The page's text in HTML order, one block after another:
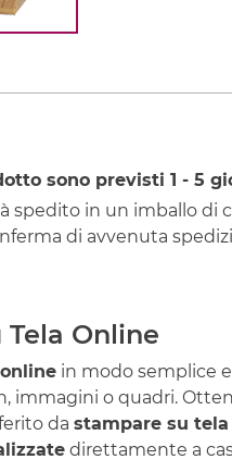
sono previsti 1 - 5
spedito in un imballo di
di avvenuta
Tela Online
in modo semplice
immagini o quadri.
da stampare su
direttamente a